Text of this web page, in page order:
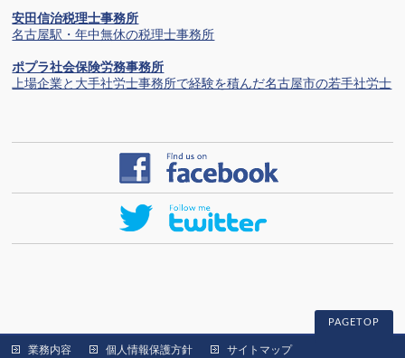
安田信治税理士事務所
名古屋駅・年中無休の税理士事務所
ポプラ社会保険労務事務所
上場企業と大手社労士事務所で経験を積んだ名古屋市の若手社労士
PAGETOP
業務内容 個人情報保護方針 サイトマップ